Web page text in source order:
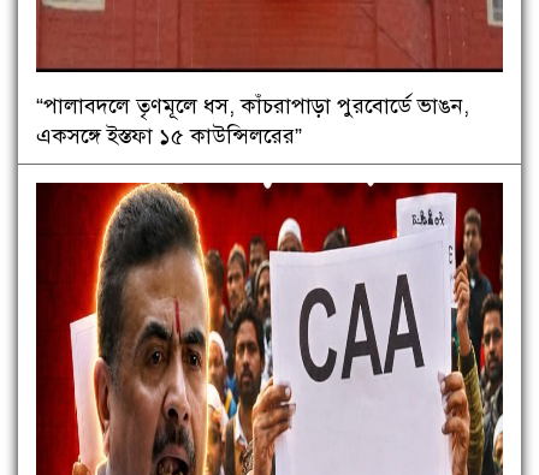
“পালাবদলে তৃণমূলে ধস, কাঁচরাপাড়া পুরবোর্ডে ভাঙন,
একসঙ্গে ইস্তফা ১৫ কাউন্সিলরের”